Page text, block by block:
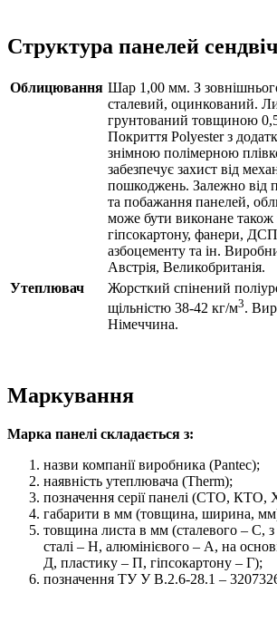
Структура панелей сендвіч
Облицювання Шар 1,00 мм. З
сталевий, оцинкований.
грунтований товщиною
Покриття Polyester з
знімною полімерною
забезпечує захист від
пошкоджень. Залежно від
та побажання панелей,
може бути виконане також
гіпсокартону, фанери,
азбоцементу та ін.
Австрія, Великобританія.
Утеплювач
Жорсткий спінений
щільністю 38-42 кг/м3.
Німеччина.
Маркування
Марка панелі складається з:
назви компанії виробника (Pantec);
наявність утеплювача (Therm);
позначення серії панелі (СТО,
габарити в мм (товщина, ширина,
товщина листа в мм (сталевого – С, з
сталі – Н, алюмінієвого – А, на
Д, пластику – П, гіпсокартону – Г);
позначення ТУ У В.2.6-28.1 –